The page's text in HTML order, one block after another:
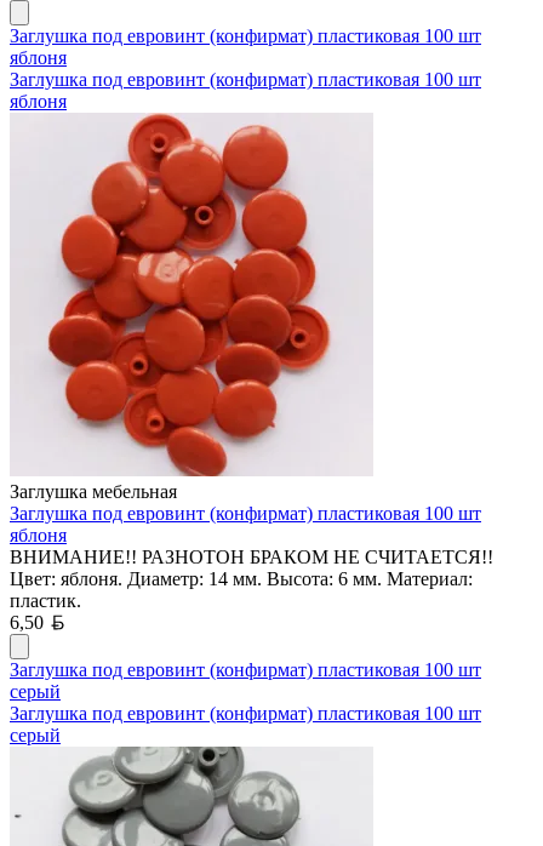
Заглушка под евровинт (конфирмат) пластиковая 100 шт
яблоня
Заглушка под евровинт (конфирмат) пластиковая 100 шт
яблоня
Заглушка мебельная
Заглушка под евровинт (конфирмат) пластиковая 100 шт
яблоня
ВНИМАНИЕ!! РАЗНОТОН БРАКОМ НЕ СЧИТАЕТСЯ!!
Цвет: яблоня. Диаметр: 14 мм. Высота: 6 мм. Материал:
пластик.
6,50
Заглушка под евровинт (конфирмат) пластиковая 100 шт
серый
Заглушка под евровинт (конфирмат) пластиковая 100 шт
серый